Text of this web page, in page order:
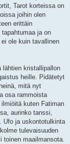
Tarot korteissa on
joihin olen
erittäin
ja on
ole kuin tavallinen
lähtien kristallipallon
heille. Pidätetyt
mitä nyt
osa rammoista
kuten Fatiman
aurinko tanssi,
Ufo ja uskontotulkinta
tulevaisuuden
toinen maailmansota.